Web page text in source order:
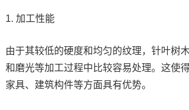
1. 加工性能
由于其较低的硬度和均匀的纹理，针叶树
和磨光等加工过程中比较容易处理。这使
家具、建筑构件等方面具有优势。